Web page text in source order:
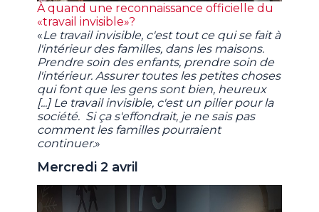
À quand une reconnaissance officielle du
«travail invisible»?
«Le travail invisible, c'est tout ce qui se fait à
l'intérieur des familles, dans les maisons.
Prendre soin des enfants, prendre soin de
l'intérieur. Assurer toutes les petites choses
qui font que les gens sont bien, heureux
[...] Le travail invisible, c'est un pilier pour la
société. Si ça s'effondrait, je ne sais pas
comment les familles pourraient
continuer.»
Mercredi 2 avril